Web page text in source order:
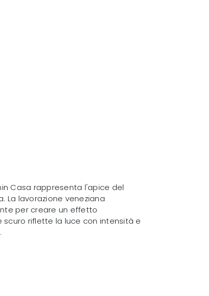
Casa rappresenta l'apice del
La lavorazione veneziana
per creare un effetto
riflette la luce con intensità e